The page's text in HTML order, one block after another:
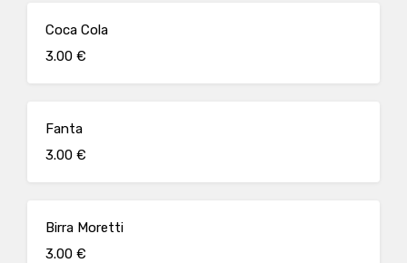
Coca Cola
3.00 €
Fanta
3.00 €
Birra Moretti
3.00 €